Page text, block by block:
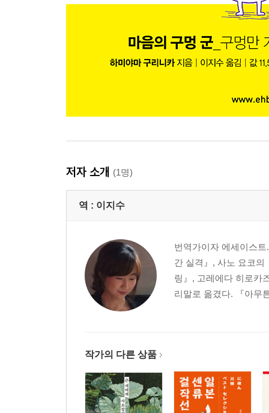
저자 소개 (1명)
역 : 이지수
번역가이자 에세이스
간 실격』, 사노 요코의
링』, 고레에다 히로카
리말로 옮겼다. 『아무
작가의 다른 상품